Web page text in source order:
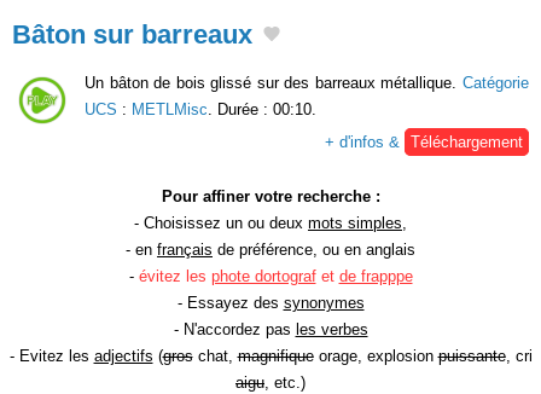
Bâton sur barreaux
Un bâton de bois glissé sur des barreaux métallique. Catégorie
UCS : METLMisc. Durée : 00:10.
+ d'infos & Téléchargement
Pour affiner votre recherche :
- Choisissez un ou deux mots simples,
- en français de préférence, ou en anglais
- évitez les phote dortografet de frapppe
- Essayez des synonymes
- N'accordez pas les verbes
- Evitez les adjectifs (groschat,magnifiqueorage, explosionpuissante, cri
aigu, etc.)